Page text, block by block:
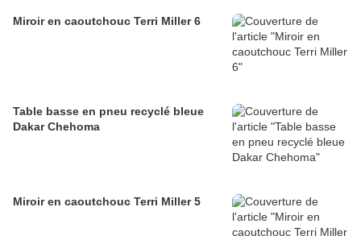
Miroir en caoutchouc Terri Miller 6
Table basse en pneu recyclé bleue
Dakar Chehoma
Miroir en caoutchouc Terri Miller 5